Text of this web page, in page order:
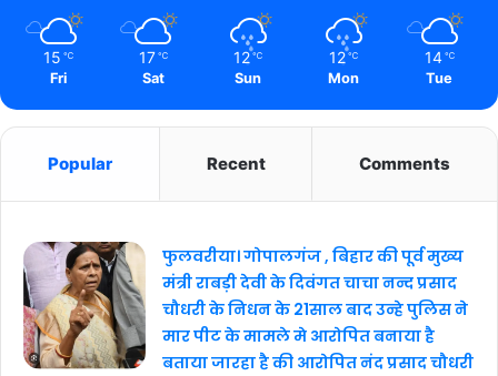
15 ℃
Fri
17 ℃
Sat
12 ℃
Sun
12 ℃
Mon
14 ℃
Tue
Popular Recent Comments
फुलवरीया। गोपालगंज , बिहार की पूर्व मुख्य
मंत्री राबड़ी देवी के दिवंगत चाचा नन्द प्रसाद
चौधरी के निधन के 21साल बाद उन्हे पुलिस ने
मार पीट के मामले मे आरोपित बनाया है
बताया जारहा है की आरोपित नंद प्रसाद चौधरी